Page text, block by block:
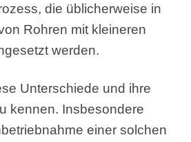
die üblicherweise in
Rohren mit kleineren
werden.
Unterschiede und ihre
kennen. Insbesondere
einer solchen